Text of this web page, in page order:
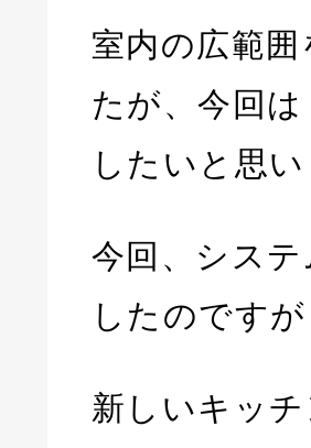
室内の広範
たが、今回
したいと思い
今回、シス
したのですが
新しいキッ